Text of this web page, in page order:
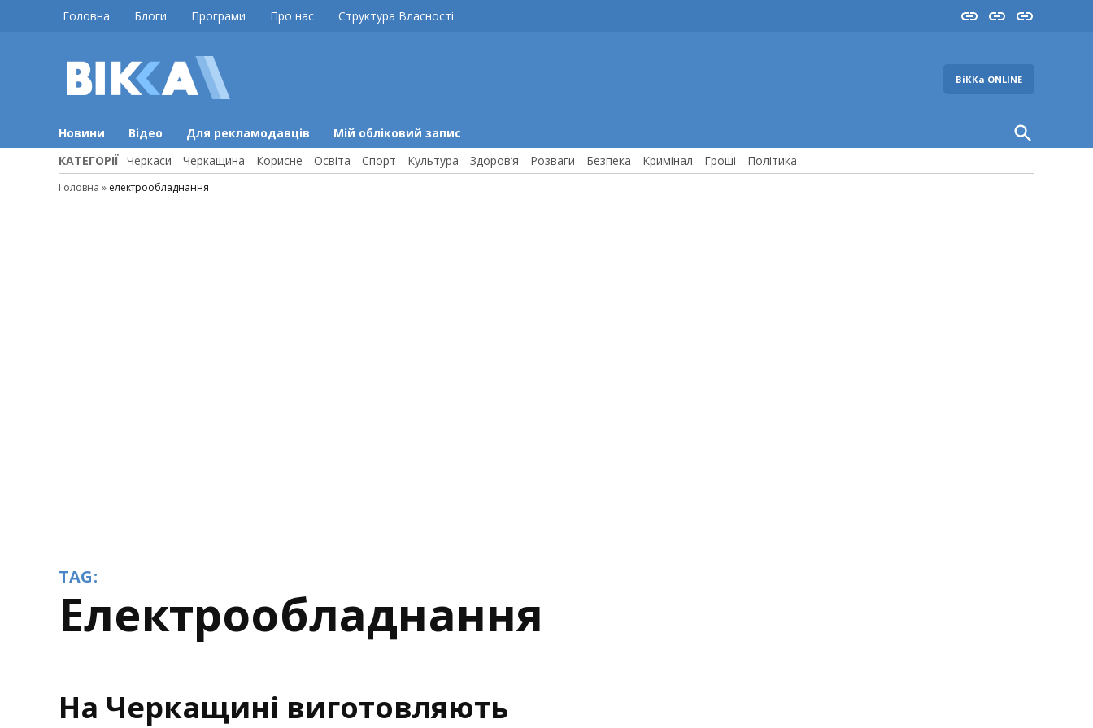
Головна Блоги Програми Про нас Структура Власності InstaYouTube
FB
ВіККа ONLINE
Новини Відео Для рекламодавців Мій обліковий запис
Open
Search
КАТЕГОРІЇ Черкаси Черкащина Корисне Освіта Спорт Культура Здоров’я Розваги Безпека Кримінал Гроші Політика
Головна » електрообладнання
TAG:
електрообладнання
На Черкащині виготовляють